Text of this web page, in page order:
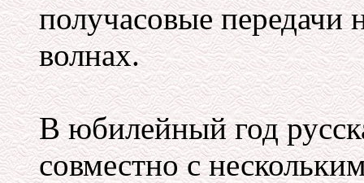
получасовые передачи
волнах.
В юбилейный год
совместно с